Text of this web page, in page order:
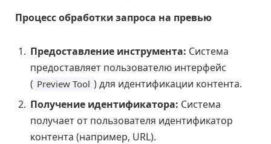
Процесс обработки запроса на превью
Предоставление инструмента: Система
предоставляет пользователю интерфейс
( Preview Tool ) для идентификации контента.
Получение идентификатора: Система
получает от пользователя идентификатор
контента (например, URL).